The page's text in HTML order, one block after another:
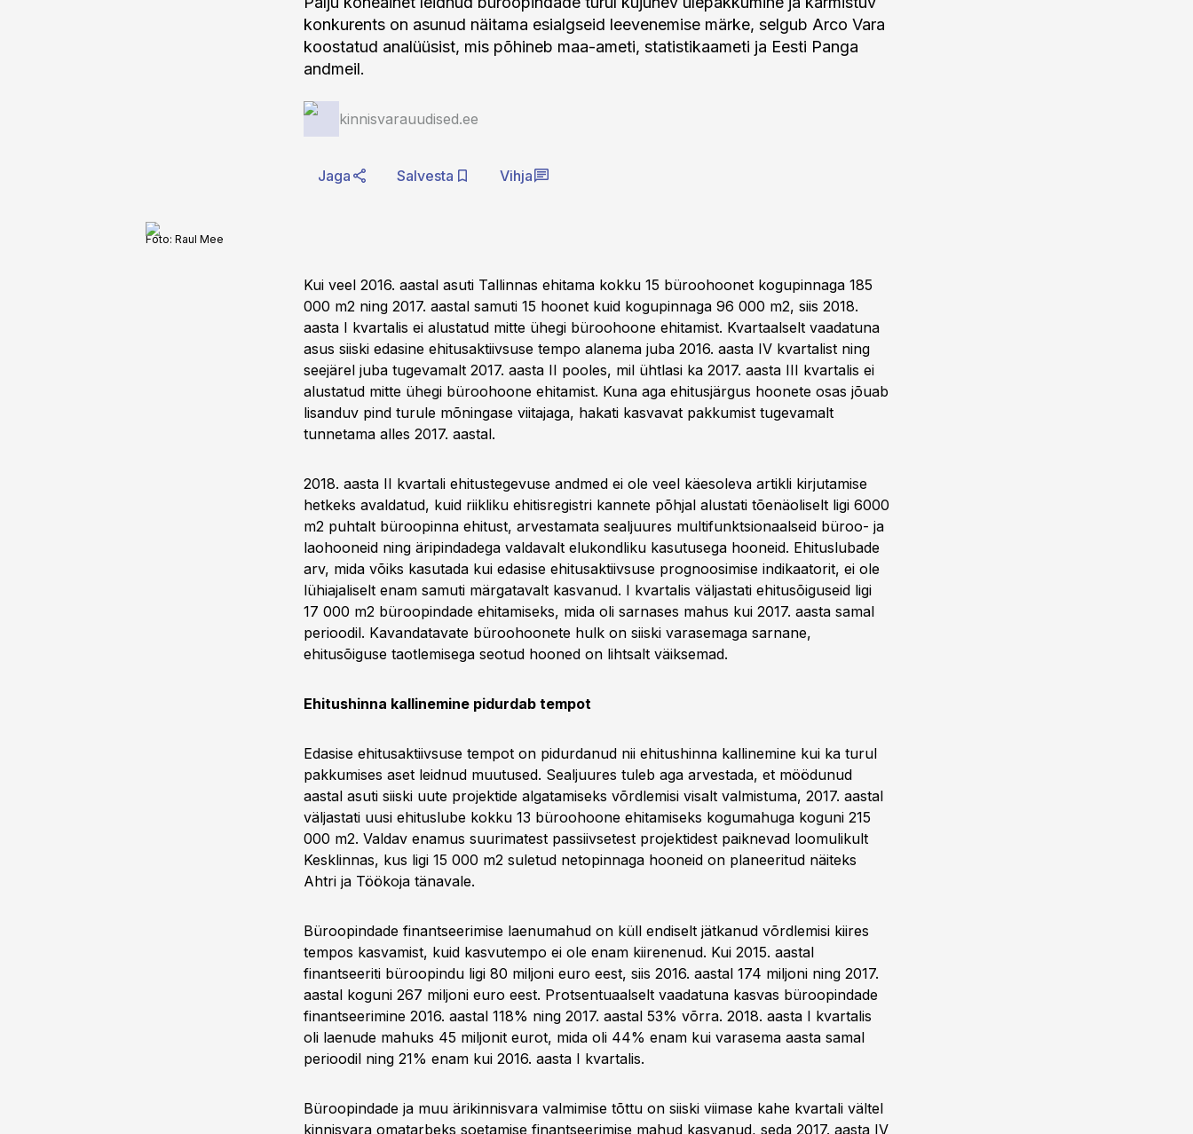
konkurents on asunud näitama esialgseid leevenemise märke, selgub Arco Vara
koostatud analüüsist, mis põhineb maa-ameti, statistikaameti ja Eesti Panga
andmeil.
kinnisvarauudised.ee
Jaga Salvesta Vihja
Foto: Raul Mee
Kui veel 2016. aastal asuti Tallinnas ehitama kokku 15 büroohoonet kogupinnaga 185
000 m2 ning 2017. aastal samuti 15 hoonet kuid kogupinnaga 96 000 m2, siis 2018.
aasta I kvartalis ei alustatud mitte ühegi büroohoone ehitamist. Kvartaalselt vaadatuna
asus siiski edasine ehitusaktiivsuse tempo alanema juba 2016. aasta IV kvartalist ning
seejärel juba tugevamalt 2017. aasta II pooles, mil ühtlasi ka 2017. aasta III kvartalis ei
alustatud mitte ühegi büroohoone ehitamist. Kuna aga ehitusjärgus hoonete osas jõuab
lisanduv pind turule mõningase viitajaga, hakati kasvavat pakkumist tugevamalt
tunnetama alles 2017. aastal.
2018. aasta II kvartali ehitustegevuse andmed ei ole veel käesoleva artikli kirjutamise
hetkeks avaldatud, kuid riikliku ehitisregistri kannete põhjal alustati tõenäoliselt ligi 6000
m2 puhtalt büroopinna ehitust, arvestamata sealjuures multifunktsionaalseid büroo- ja
laohooneid ning äripindadega valdavalt elukondliku kasutusega hooneid. Ehituslubade
arv, mida võiks kasutada kui edasise ehitusaktiivsuse prognoosimise indikaatorit, ei ole
lühiajaliselt enam samuti märgatavalt kasvanud. I kvartalis väljastati ehitusõiguseid ligi
17 000 m2 büroopindade ehitamiseks, mida oli sarnases mahus kui 2017. aasta samal
perioodil. Kavandatavate büroohoonete hulk on siiski varasemaga sarnane,
ehitusõiguse taotlemisega seotud hooned on lihtsalt väiksemad.
Ehitushinna kallinemine pidurdab tempot
Edasise ehitusaktiivsuse tempot on pidurdanud nii ehitushinna kallinemine kui ka turul
pakkumises aset leidnud muutused. Sealjuures tuleb aga arvestada, et möödunud
aastal asuti siiski uute projektide algatamiseks võrdlemisi visalt valmistuma, 2017. aastal
väljastati uusi ehituslube kokku 13 büroohoone ehitamiseks kogumahuga koguni 215
000 m2. Valdav enamus suurimatest passiivsetest projektidest paiknevad loomulikult
Kesklinnas, kus ligi 15 000 m2 suletud netopinnaga hooneid on planeeritud näiteks
Ahtri ja Töökoja tänavale.
Büroopindade finantseerimise laenumahud on küll endiselt jätkanud võrdlemisi kiires
tempos kasvamist, kuid kasvutempo ei ole enam kiirenenud. Kui 2015. aastal
finantseeriti büroopindu ligi 80 miljoni euro eest, siis 2016. aastal 174 miljoni ning 2017.
aastal koguni 267 miljoni euro eest. Protsentuaalselt vaadatuna kasvas büroopindade
finantseerimine 2016. aastal 118% ning 2017. aastal 53% võrra. 2018. aasta I kvartalis
oli laenude mahuks 45 miljonit eurot, mida oli 44% enam kui varasema aasta samal
perioodil ning 21% enam kui 2016. aasta I kvartalis.
Büroopindade ja muu ärikinnisvara valmimise tõttu on siiski viimase kahe kvartali vältel
kinnisvara omatarbeks soetamise finantseerimise mahud kasvanud, seda 2017. aasta IV